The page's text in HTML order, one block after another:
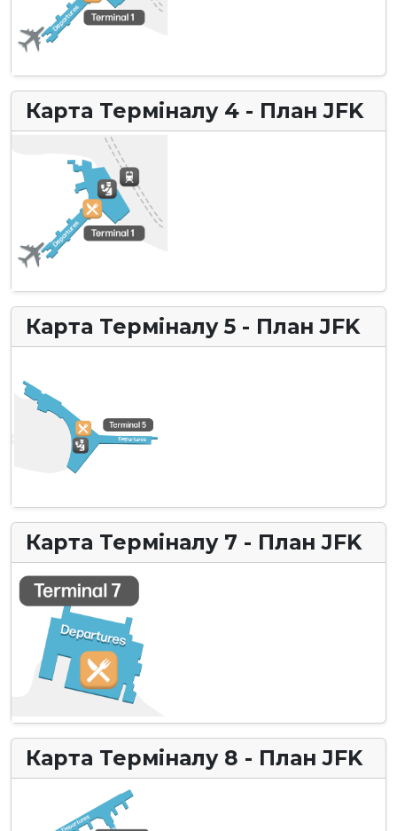
Карта Терміналу 4 - План JFK
Карта Терміналу 5 - План JFK
Карта Терміналу 7 - План JFK
Карта Терміналу 8 - План JFK